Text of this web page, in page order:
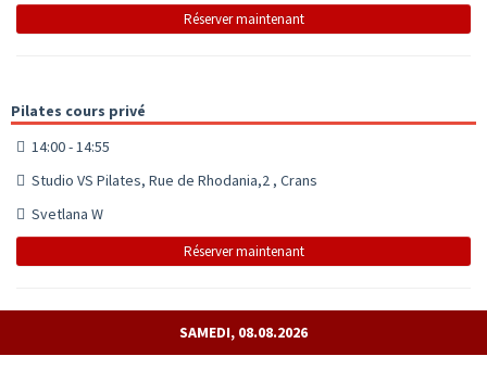
Réserver maintenant
Pilates cours privé
14:00 - 14:55
Studio VS Pilates, Rue de Rhodania,2 , Crans
Svetlana W
Réserver maintenant
SAMEDI, 08.08.2026